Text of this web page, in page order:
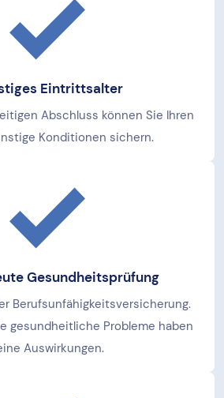
Eintrittsalter
Abschluss können Sie Ihren
Konditionen sichern.
Gesundheitsprüfung
Berufsunfähigkeitsversicherung.
gesundheitliche Probleme haben
Auswirkungen.